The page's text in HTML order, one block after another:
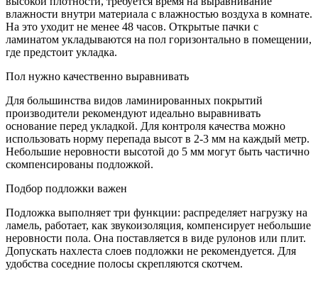
влажности внутри материала с влажностью воздуха в комнате.
На это уходит не менее 48 часов. Открытые пачки с
ламинатом укладываются на пол горизонтально в помещении,
где предстоит укладка.
Пол нужно качественно выравнивать
Для большинства видов ламинированных покрытий
производители рекомендуют идеально выравнивать
основание перед укладкой. Для контроля качества можно
использовать норму перепада высот в 2-3 мм на каждый метр.
Небольшие неровности высотой до 5 мм могут быть частично
скомпенсированы подложкой.
Подбор подложки важен
Подложка выполняет три функции: распределяет нагрузку на
ламель, работает, как звукоизоляция, компенсирует небольшие
неровности пола. Она поставляется в виде рулонов или плит.
Допускать нахлеста слоев подложки не рекомендуется. Для
удобства соседние полосы скрепляются скотчем.